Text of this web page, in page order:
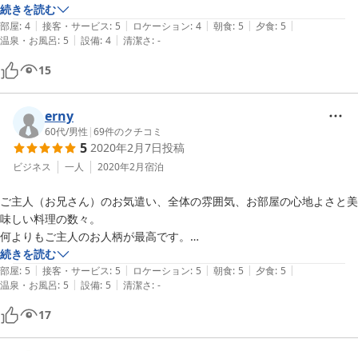
料理に関して。地元食材を使った物とその他の物が半々な感じでした
が、どれも美味しかったです。特に郷土料理と言った物はなかったと思
いますが、日によって変わると思います。
周辺は山間の集落と言った感じで静かでした。朝早く起きて散歩した
のが清々しかったです。駅からの送迎は非常に助かりました。
私は気にしていませんが、所々に蜘蛛の巣があったり、使っていない
と思しき物に埃が溜まっていたりする、他の宿泊客の出す音(廊下をド
等のホテルと違う点が気になる方にはお奨めしません。逆に民宿に泊
まるのが大丈夫な方は費用対効果を考えてもお奨めいたします。他にツ
ーリングしている宿泊客もいてガレージにバイクを入れられるのは良い
点だと思います。
続きを読む
部屋: 4 | 接客・サービス: 5 | ロケーション: 4 | 朝食: 5 | 夕食: 5 |
温泉・お風呂: 5 | 設備: 4 | 清潔さ: -
15
erny
60代/男性 |69件のクチコミ
5 2020年2月7日投稿
ビジネス 一人 2020年2月宿泊
ご主人（お兄さん）のお気遣い、全体の雰囲気、お部屋の心地よさと美
味しい料理の数々。
何よりもご主人のお人柄が最高です。
宿泊翌日の大雪で車にトラブルがありましたが、見事なご対応に感謝！
また泊まりたいお宿です。
ありがとうございました！！
続きを読む
部屋: 5 | 接客・サービス: 5 | ロケーション: 5 | 朝食: 5 | 夕食: 5 |
温泉・お風呂: 5 | 設備: 5 | 清潔さ: -
17